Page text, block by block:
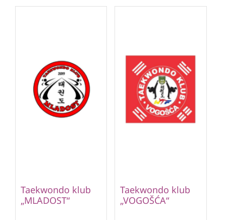
Taekwondo klub
„MLADOST“
Taekwondo klub
„VOGOŠĆA“